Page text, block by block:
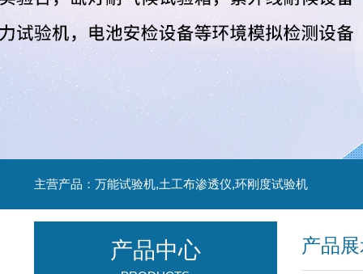
主营产品：万能试验机,土工布渗透仪,环刚度试验机
产品
产品中心